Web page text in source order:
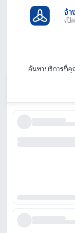
จ้
เปิ
ร้านซ่อมพัดล
อาชีพ